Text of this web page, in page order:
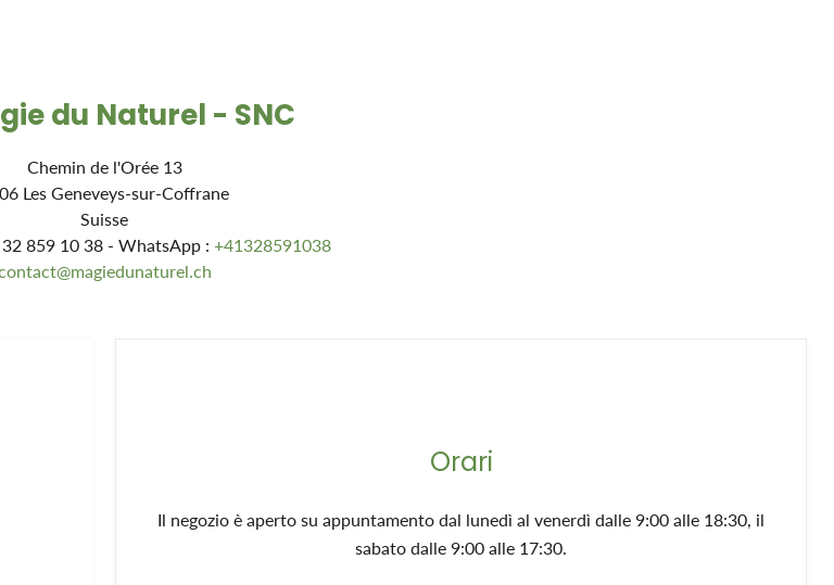
du Naturel - SNC
Chemin de l'Orée 13
Les Geneveys-sur-Coffrane
Suisse
32 859 10 38 - WhatsApp : +41328591038
Orari
Il negozio è aperto su appuntamento dal lunedì al venerdì dalle 9:00 alle 18:30, il
sabato dalle 9:00 alle 17:30.